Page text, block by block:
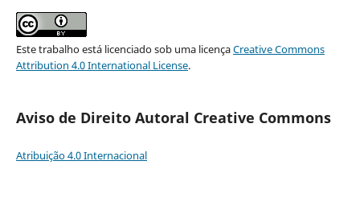
Este trabalho está licenciado sob uma licençaCreative Commons
Attribution 4.0 International License.
Aviso de Direito Autoral Creative Commons
Atribuição 4.0 Internacional